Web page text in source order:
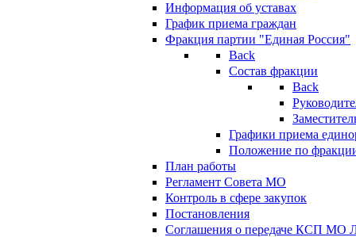
Информация об уставах
График приема граждан
Фракция партии "Единая Россия"
Back
Состав фракции
Back
Графики приема
Положение по
План работы
Регламент Совета МО
Контроль в сфере закупок
Постановления
Соглашения о передаче КСП МО